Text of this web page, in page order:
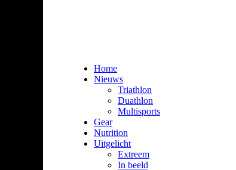
Home
Nieuws
Triathlon
Duathlon
Multisports
Gear
Nutrition
Uitgelicht
Extreem
In beeld